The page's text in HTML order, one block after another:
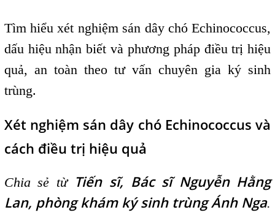
Tìm hiểu xét nghiệm sán dây chó Echinococcus,
dấu hiệu nhận biết và phương pháp điều trị hiệu
quả, an toàn theo tư vấn chuyên gia ký sinh
trùng.
Xét nghiệm sán dây chó Echinococcus và
cách điều trị hiệu quả
Chia sẻ từ Tiến sĩ, Bác sĩ Nguyễn Hằng
Lan, phòng khám ký sinh trùng Ánh Nga.